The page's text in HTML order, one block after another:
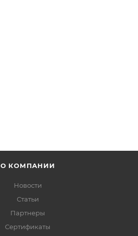
О КОМПАНИИ
Новости
Статьи
Партнеры
Сертификаты